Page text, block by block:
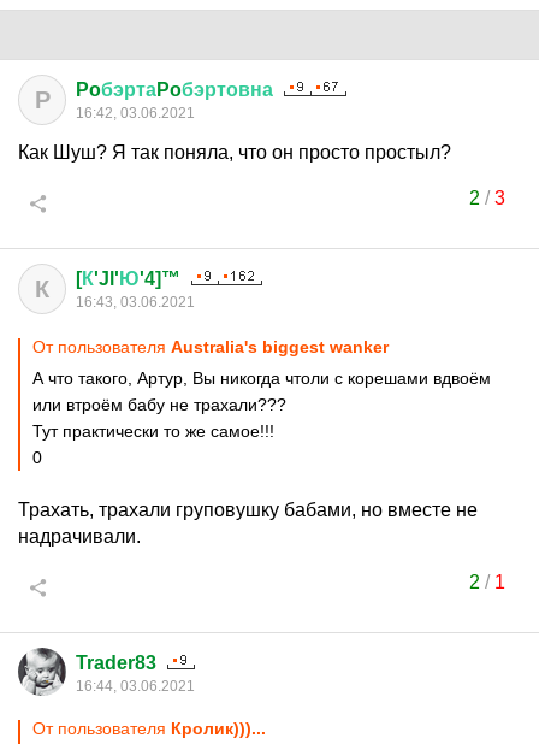
P PoбэртаPoбэртовна
16:42, 03.06.2021
Как Шуш? Я так поняла, что он просто простыл?
2 /3
К [К'Jl' Ю'4]™
16:43, 03.06.2021
От пользователя Australia's biggest wanker
А что такого, Артур, Вы никогда чтоли с корешами вдвоём
или втроём бабу не трахали???
Тут практически то же самое!!!
0
Трахать, трахали груповушку бабами, но вместе не
надрачивали.
2 / 1
Trader83
16:44, 03.06.2021
От пользователя Кролик)))...